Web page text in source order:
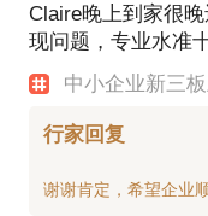
Claire晚上到家很
现问题，专业水准
中小企业新三
行家回复